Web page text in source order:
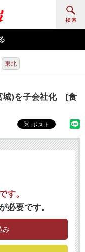
東北
城)を子会社化 [食
す。
必要です。
み